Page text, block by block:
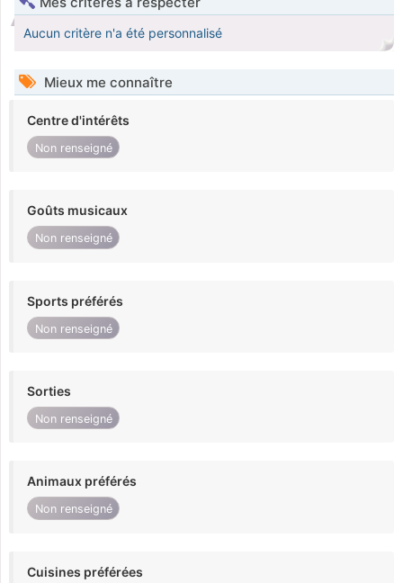
Aucun critère n'a été personnalisé
Mieux me connaître
Centre d'intérêts
Non renseigné
Goûts musicaux
Non renseigné
Sports préférés
Non renseigné
Sorties
Non renseigné
Animaux préférés
Non renseigné
Cuisines préférées